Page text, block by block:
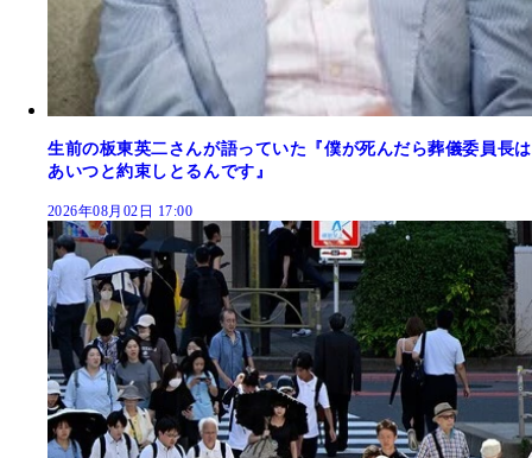
生前の板東英二さんが語っていた『僕が死んだら葬儀委員長は
あいつと約束しとるんです』
2026年08月02日 17:00